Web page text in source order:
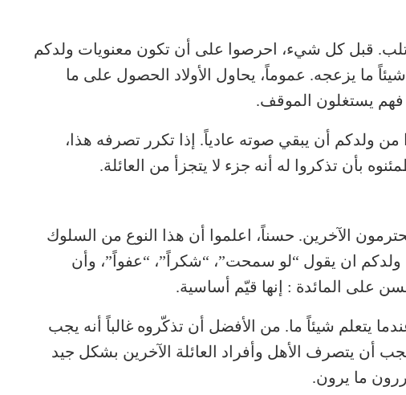
تلب. قبل كل شيء، احرصوا على أن تكون معنويات ولدكم
شيئاً ما يزعجه. عموماً، يحاول الأولاد الحصول على ما
فهم يستغلون الموقف.
من ولدكم أن يبقي صوته عادياً. إذا تكرر تصرفه هذا،
بأن تذكروا له أنه جزء لا يتجزأ من العائلة.
يحترمون الآخرين. حسناً، اعلموا أن هذا النوع من السلوك
ولدكم ان يقول “لو سمحت”، “شكراً”، “عفواً”، وأن
على المائدة : إنها قيّم أساسية.
يتعلم شيئاً ما. من الأفضل أن تذكّروه غالباً أنه يجب
أن يتصرف الأهل وأفراد العائلة الآخرين بشكل جيد
ما يرون.